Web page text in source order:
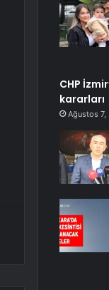
CHP
kararları
Ağustos 7,